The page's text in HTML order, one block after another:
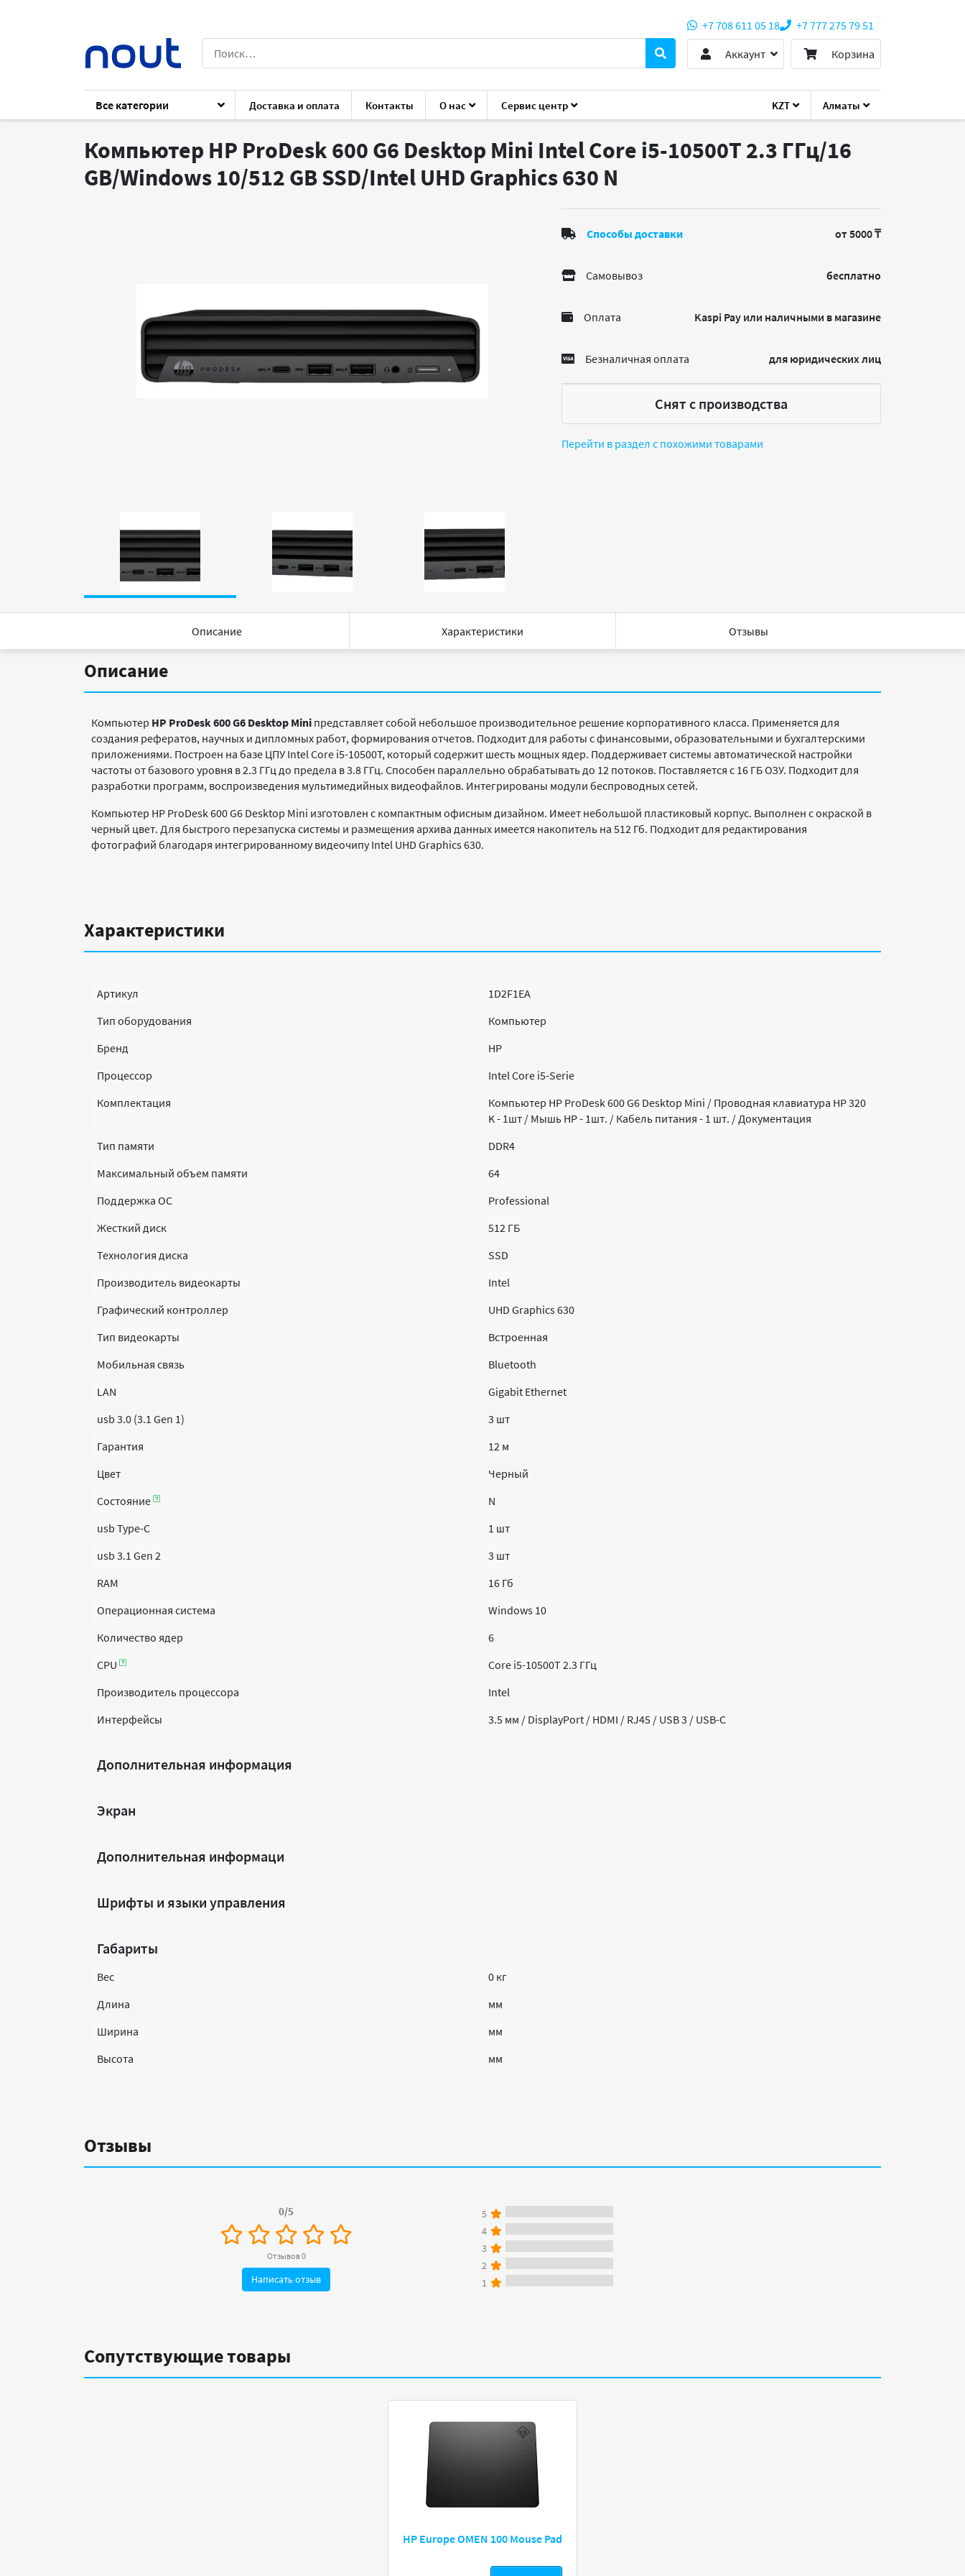
KZT Алматы
+7 708 611 05 18
+7 777 275 79 51
Аккаунт
Корзина
Все категории Доставка и оплата Контакты О нас Сервис центр
Каталог Компьютеры Системные блоки HP HP ProDesk 600 G6 Desktop Mini
Компьютер HP ProDesk 600 G6 Desktop Mini Intel Core i5-10500T 2.3 ГГц/16
GB/Windows 10/512 GB SSD/Intel UHD Graphics 630 N
Способы доставки от 5000 ₸
Самовывоз бесплатно
Оплата Kaspi Pay или наличными в магазине
Безналичная оплата для юридических лиц
Снят с производства
Перейти в раздел с похожими товарами
Описание Характеристики Отзывы
Описание
Компьютер HP ProDesk 600 G6 Desktop Mini представляет собой небольшое производительное решение корпоративного класса. Применяется для
создания рефератов, научных и дипломных работ, формирования отчетов. Подходит для работы с финансовыми, образовательными и бухгалтерскими
приложениями. Построен на базе ЦПУ Intel Core i5-10500T, который содержит шесть мощных ядер. Поддерживает системы автоматической настройки
частоты от базового уровня в 2.3 ГГц до предела в 3.8 ГГц. Способен параллельно обрабатывать до 12 потоков. Поставляется с 16 ГБ ОЗУ. Подходит для
разработки программ, воспроизведения мультимедийных видеофайлов. Интегрированы модули беспроводных сетей.
Компьютер HP ProDesk 600 G6 Desktop Mini изготовлен с компактным офисным дизайном. Имеет небольшой пластиковый корпус. Выполнен с окраской в
черный цвет. Для быстрого перезапуска системы и размещения архива данных имеется накопитель на 512 Гб. Подходит для редактирования
фотографий благодаря интегрированному видеочипу Intel UHD Graphics 630.
Характеристики
Артикул
1D2F1EA
Тип оборудования
Компьютер
Бренд
HP
Процессор
Intel Core i5-Serie
Комплектация
Компьютер HP ProDesk 600 G6 Desktop Mini / Проводная клавиатура HP 320
K - 1шт / Мышь HP - 1шт. / Кабель питания - 1 шт. / Документация
Тип памяти
DDR4
Максимальный объем памяти
64
Поддержка ОС
Professional
Жесткий диск
512 ГБ
Технология диска
SSD
Производитель видеокарты
Intel
Графический контроллер
UHD Graphics 630
Тип видеокарты
Встроенная
Мобильная связь
Bluetooth
LAN
Gigabit Ethernet
usb 3.0 (3.1 Gen 1)
3 шт
Гарантия
12 м
Цвет
Черный
Состояние
N
usb Type-C
1 шт
usb 3.1 Gen 2
3 шт
RAM
16 Гб
Операционная система
Windows 10
Количество ядер
6
CPU
Core i5-10500T 2.3 ГГц
Производитель процессора
Intel
Интерфейсы
3.5 мм / DisplayPort / HDMI / RJ45 / USB 3 / USB-C
Дополнительная информация
Экран
Дополнительная информаци
Шрифты и языки управления
Габариты
Вес
0 кг
Длина
мм
Ширина
мм
Высота
мм
Отзывы
0/5
Отзывов 0
Написать отзыв
5
4
3
2
1
Сопутствующие товары
HP Europe OMEN 100 Mouse Pad